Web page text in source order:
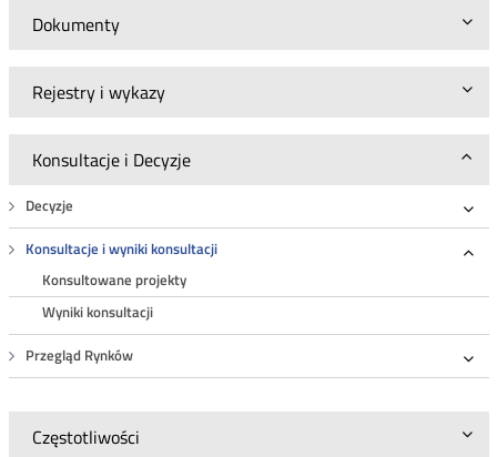
Dokumenty
Rejestry i wykazy
Konsultacje i Decyzje
Decyzje
Konsultacje i wyniki konsultacji
Konsultowane projekty
Wyniki konsultacji
Przegląd Rynków
Częstotliwości